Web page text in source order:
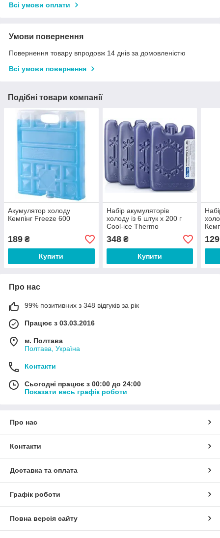
Всі умови оплати
Умови повернення
Повернення товару впродовж 14 днів за домовленістю
Всі умови повернення
Подібні товари компанії
Акумулятор холоду
Кемпінг Freeze 600
189 ₴
Купити
Набір акумуляторів
холоду із 6 штук х 200 г
Cool-ice Thermo
348₴
Купити
129
Про нас
99% позитивних з 348 відгуків за рік
Працює з 03.03.2016
м. Полтава
Полтава, Україна
Контакти
Сьогодні працює з 00:00 до 24:00
Показати весь графік роботи
Про нас
Контакти
Доставка та оплата
Графік роботи
Повна версія сайту